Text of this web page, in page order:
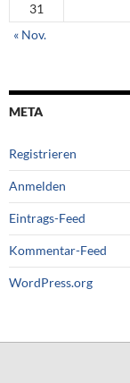
31
« Nov.
META
Registrieren
Anmelden
Eintrags-Feed
Kommentar-Feed
WordPress.org